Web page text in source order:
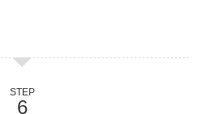
STEP